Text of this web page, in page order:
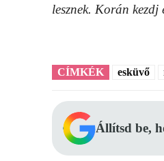
lesznek. Korán
CÍMKÉK esküvő
Állítsd be,